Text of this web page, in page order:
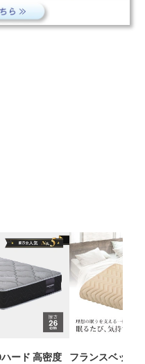
ード 高密度
フランスベッド